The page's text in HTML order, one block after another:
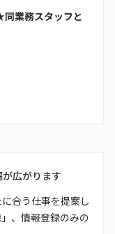
業務スタッフと
広がります
合う仕事を提案し
、情報登録のみの